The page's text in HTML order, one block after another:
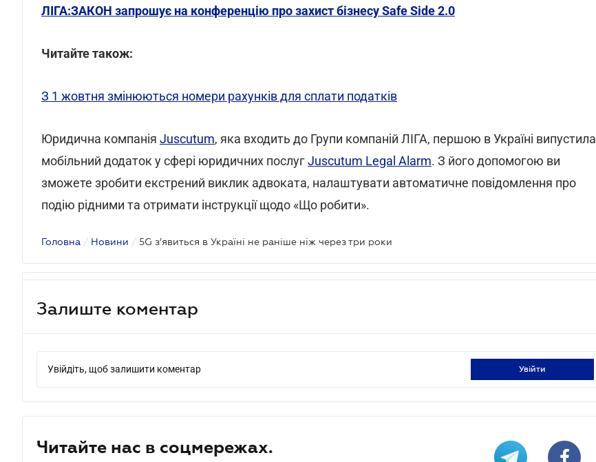
ЛІГА:ЗАКОН запрошує на конференцію про захист бізнесу Safe Side 2.0
Читайте також:
З 1 жовтня змінюються номери рахунків для сплати податків
Юридична компанія Juscutum, яка входить до Групи компаній ЛІГА, першою в Україні випустила
мобільний додаток у сфері юридичних послугJuscutum Legal Alarm. З його допомогою ви
зможете зробити екстрений виклик адвоката, налаштувати автоматичне повідомлення про
подію рідними та отримати інструкції щодо «Що робити».
Головна / Новини / 5G з’явиться в Україні не раніше ніж через три роки
Залиште коментар
Увійдіть, щоб залишити коментар увійти
Читайте нас в соцмережах.